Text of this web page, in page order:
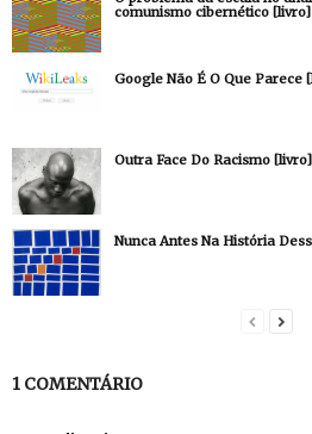
comunismo cibernético [livro]
Google Não É O Que Parece
Outra Face Do Racismo [livro]
Nunca Antes Na História
1 COMENTÁRIO